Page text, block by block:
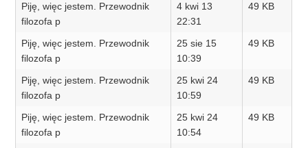
Piję, więc jestem. Przewodnik
filozofa p
4 kwi 13
22:31
49 KB
Piję, więc jestem. Przewodnik
filozofa p
25 sie 15
10:39
49 KB
Piję, więc jestem. Przewodnik
filozofa p
25 kwi 24
10:59
49 KB
Piję, więc jestem. Przewodnik
filozofa p
25 kwi 24
10:54
49 KB